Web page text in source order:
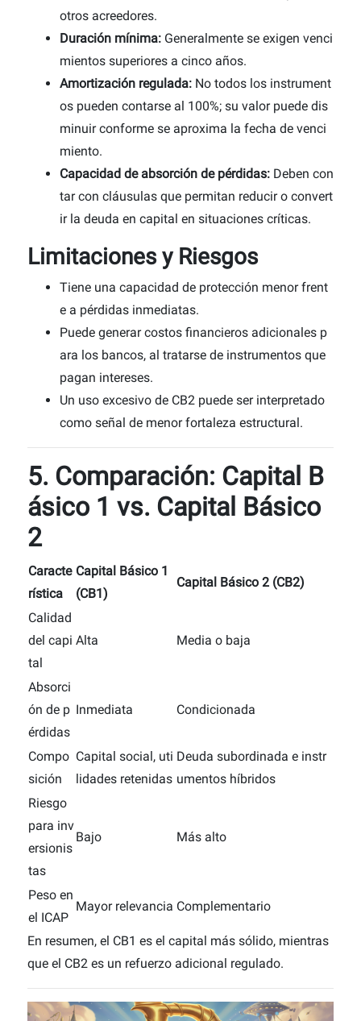
otros acreedores.
Duración mínima: Generalmente se exigen venci
mientos superiores a cinco años.
Amortización regulada: No todos los instrument
os pueden contarse al 100%; su valor puede dis
minuir conforme se aproxima la fecha de venci
miento.
Capacidad de absorción de pérdidas: Deben con
tar con cláusulas que permitan reducir o convert
ir la deuda en capital en situaciones críticas.
Limitaciones y Riesgos
Tiene una capacidad de protección menor frent
e a pérdidas inmediatas.
Puede generar costos financieros adicionales p
ara los bancos, al tratarse de instrumentos que
pagan intereses.
Un uso excesivo de CB2 puede ser interpretado
como señal de menor fortaleza estructural.
5. Comparación: Capital B
ásico 1 vs. Capital Básico
2
Caracte
rística
Capital Básico 1
(CB1)
Capital Básico 2 (CB2)
Calidad
del capi
tal
Alta Media o baja
Absorci
ón de p
érdidas
Inmediata Condicionada
Compo
sición
Capital social, uti
lidades retenidas
Deuda subordinada e instr
umentos híbridos
Riesgo
para inv
ersionis
tas
Bajo Más alto
Peso en
el ICAP
Mayor relevancia Complementario
En resumen, el CB1 es el capital más sólido, mientras
que el CB2 es un refuerzo adicional regulado.